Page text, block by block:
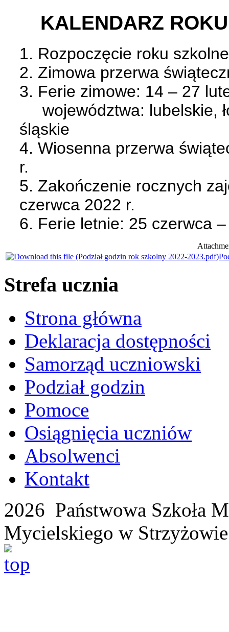
KALENDARZ
1. Rozpoczęcie roku
2. Zimowa przerwa
3. Ferie zimowe: 14 – 27
województwa: lubelskie,
śląskie
4. Wiosenna przerwa
r.
5. Zakończenie rocznych
czerwca 2022 r.
6. Ferie letnie: 25 czerwca
Strefa ucznia
Strona główna
Deklaracja dostępności
Samorząd uczniowski
Podział godzin
Pomoce
Osiągnięcia uczniów
Absolwenci
Kontakt
2026 Państwowa Szkoła
Mycielskiego w Strzyżowie